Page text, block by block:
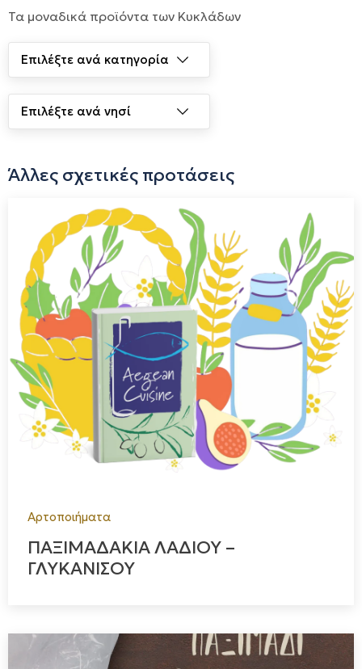
Τα μοναδικά προϊόντα των Κυκλάδων
Άλλες σχετικές προτάσεις
Αρτοποιήματα
ΠΑΞΙΜΑΔΑΚΙΑ ΛΑΔΙΟΥ –
ΓΛΥΚΑΝΙΣΟΥ